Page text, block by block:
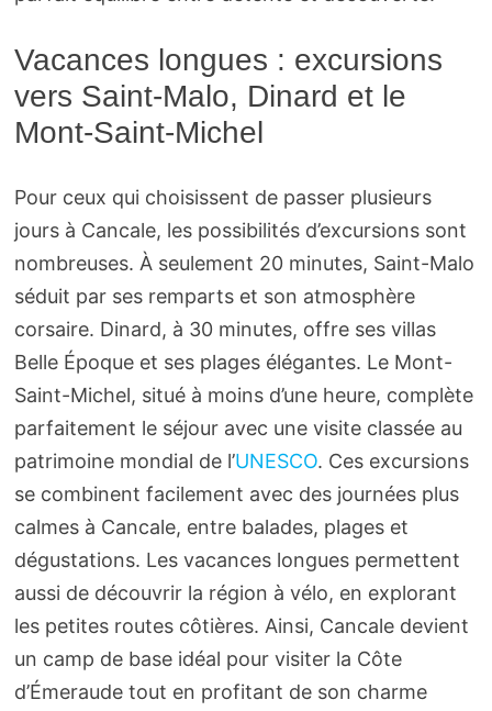
Vacances longues : excursions
vers Saint-Malo, Dinard et le
Mont-Saint-Michel
Pour ceux qui choisissent de passer plusieurs
jours à Cancale, les possibilités d’excursions sont
nombreuses. À seulement 20 minutes, Saint-Malo
séduit par ses remparts et son atmosphère
corsaire. Dinard, à 30 minutes, offre ses villas
Belle Époque et ses plages élégantes. Le Mont-
Saint-Michel, situé à moins d’une heure, complète
parfaitement le séjour avec une visite classée au
patrimoine mondial de l’UNESCO. Ces excursions
se combinent facilement avec des journées plus
calmes à Cancale, entre balades, plages et
dégustations. Les vacances longues permettent
aussi de découvrir la région à vélo, en explorant
les petites routes côtières. Ainsi, Cancale devient
un camp de base idéal pour visiter la Côte
d’Émeraude tout en profitant de son charme